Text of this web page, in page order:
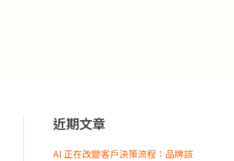
近期文章
AI 正在改變客戶決策流程：品牌該